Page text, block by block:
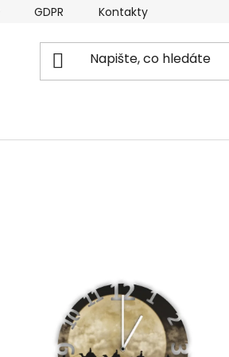
GDPR Kontakty